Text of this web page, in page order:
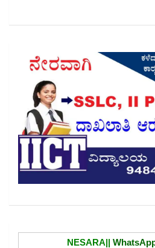
NESARA||